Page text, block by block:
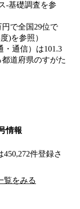
‐基礎調査を参
で全国29位で
)を参照）
通信）は101.3
道府県のすがた
情報
件登録さ
覧をみる